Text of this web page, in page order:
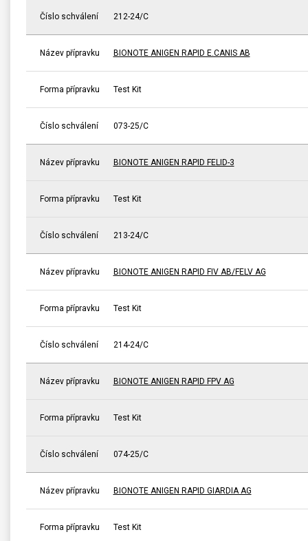
Číslo schválení 212-24/C
Název přípravku BIONOTE ANIGEN RAPID E.CANIS AB
Forma přípravku Test Kit
Číslo schválení 073-25/C
Název přípravku BIONOTE ANIGEN RAPID FELID-3
Forma přípravku Test Kit
Číslo schválení 213-24/C
Název přípravku BIONOTE ANIGEN RAPID FIV AB/FELV AG
Forma přípravku Test Kit
Číslo schválení 214-24/C
Název přípravku BIONOTE ANIGEN RAPID FPV AG
Forma přípravku Test Kit
Číslo schválení 074-25/C
Název přípravku BIONOTE ANIGEN RAPID GIARDIA AG
Forma přípravku Test Kit